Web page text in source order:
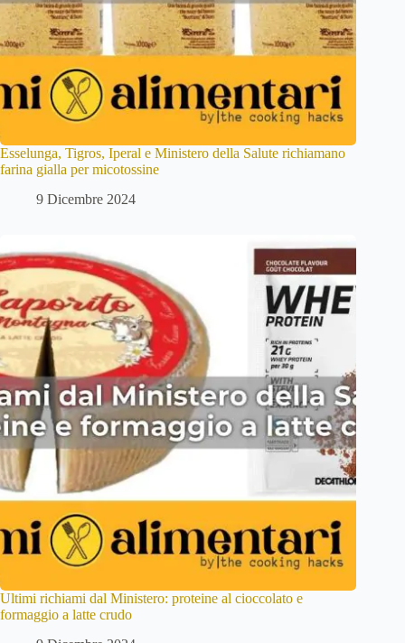
Esselunga, Tigros, Iperal e Ministero della Salute richiamano
farina gialla per micotossine
9 Dicembre 2024
Ultimi richiami dal Ministero: proteine al cioccolato e
formaggio a latte crudo